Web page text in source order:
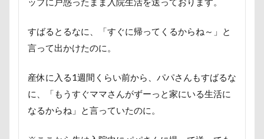
すばるとるなに、「すぐに帰ってくるからね～」と
言って出かけたのに。
産休に入る1週間くらい前から、パパさんもすばるな
に、「もうすぐママさんがずーっと家にいる生活に
なるからね」と言っていたのに。
マイクロバブル
マイクロチップ
マァムちゃん
ポテチくん
ポチくん
フルーツトマト狩り